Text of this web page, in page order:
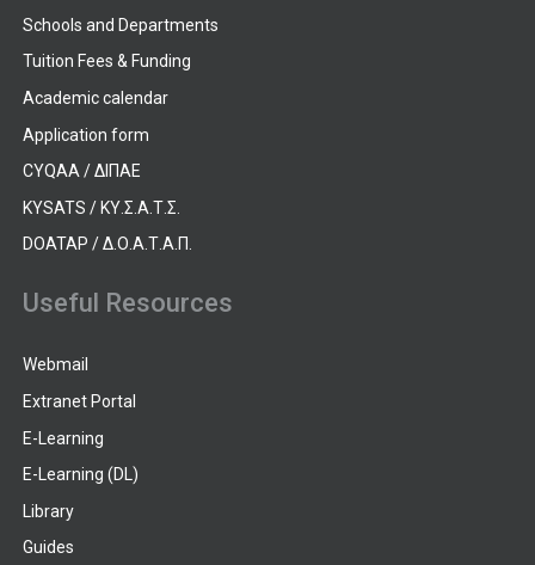
Schools and Departments
Tuition Fees & Funding
Academic calendar
Application form
CYQAA / ΔΙΠΑΕ
KYSATS / ΚΥ.Σ.Α.Τ.Σ.
DOATAP / Δ.Ο.Α.Τ.Α.Π.
Useful Resources
Webmail
Extranet Portal
E-Learning
E-Learning (DL)
Library
Guides